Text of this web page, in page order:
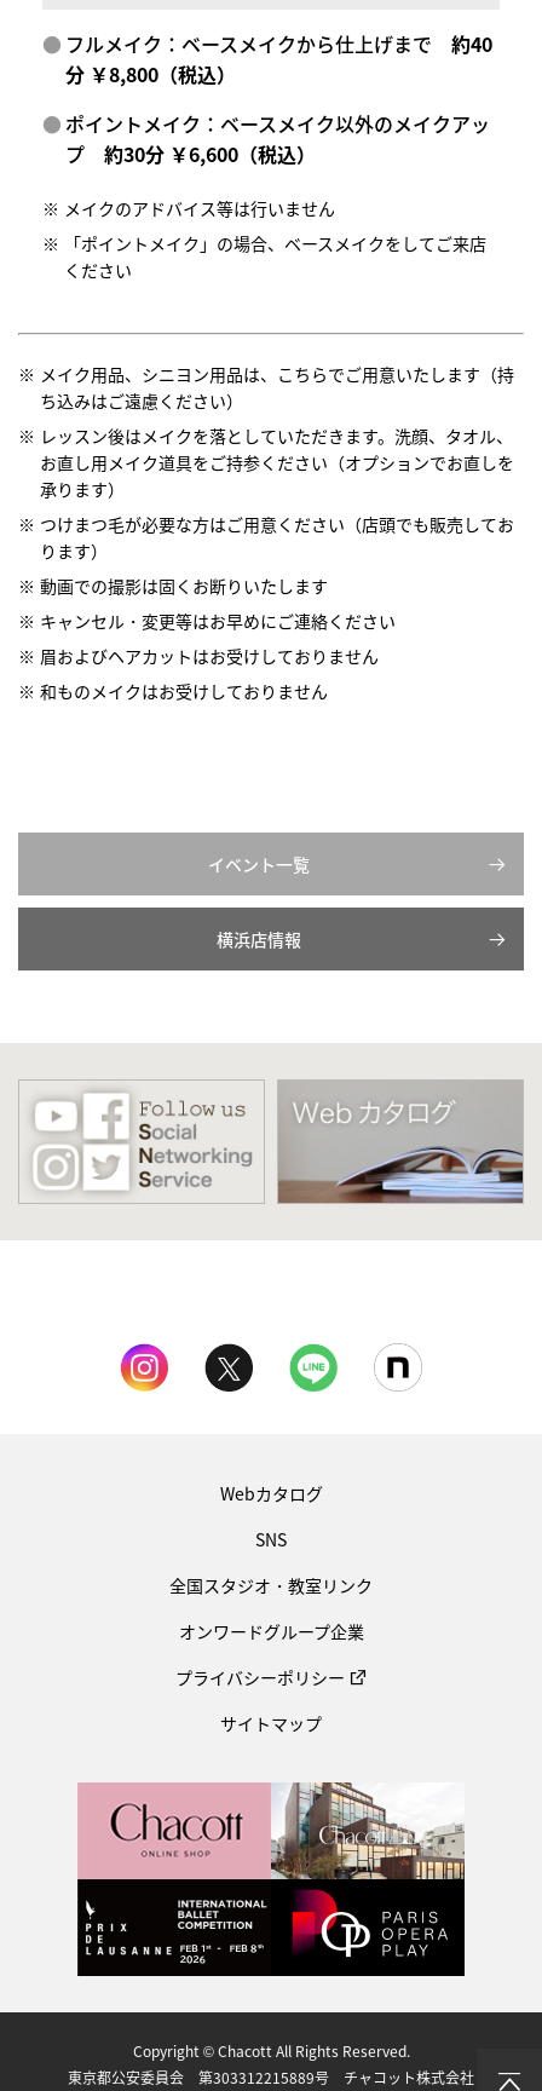
フルメイク：ベースメイクから仕上げまで約40
分 ￥8,800（税込）
ポイントメイク：ベースメイク以外のメイクアッ
プ約30分 ￥6,600（税込）
メイクのアドバイス等は行いません
「ポイントメイク」の場合、ベースメイクをしてご来店
ください
メイク用品、シニヨン用品は、こちらでご用意いたします（持
ち込みはご遠慮ください）
レッスン後はメイクを落としていただきます。洗顔、タオル、
お直し用メイク道具をご持参ください（オプションでお直しを
承ります）
つけまつ毛が必要な方はご用意ください（店頭でも販売してお
ります）
動画での撮影は固くお断りいたします
キャンセル・変更等はお早めにご連絡ください
眉およびヘアカットはお受けしておりません
和ものメイクはお受けしておりません
イベント一覧
横浜店情報
Webカタログ
SNS
全国スタジオ・教室リンク
オンワードグループ企業
プライバシーポリシー
サイトマップ
Copyright © Chacott All Rights Reserved.
東京都公安委員会 第303312215889号 チャコット株式会社